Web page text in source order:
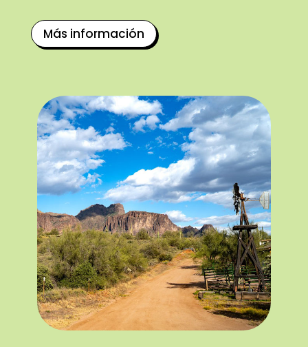
Más información